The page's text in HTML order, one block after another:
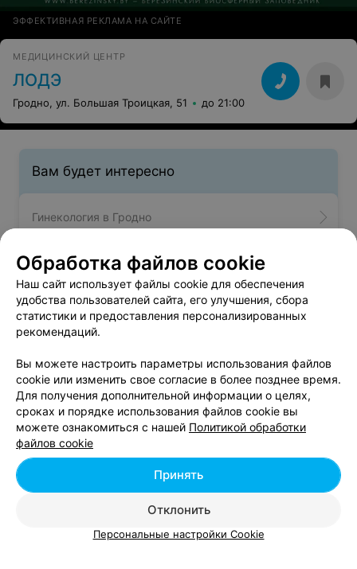
ЭФФЕКТИВНАЯ РЕКЛАМА НА САЙТЕ
МЕДИЦИНСКИЙ ЦЕНТР
ЛОДЭ
Гродно, ул. Большая Троицкая, 51 до 21:00
Вам будет интересно
Гинекология в Гродно
Проктология в Гродно
Дерматология в Гродно
Добавить компанию
Добавить специалиста
Обработка файлов cookie
Наш сайт использует файлы cookie для обеспечения
удобства пользователей сайта, его улучшения, сбора
статистики и предоставления персонализированных
рекомендаций.
Вы можете настроить параметры использования файлов
cookie или изменить свое согласие в более позднее время.
Для получения дополнительной информации о целях,
сроках и порядке использования файлов cookie вы
можете ознакомиться с нашей Политикой обработки
файлов cookie
Отклонить
Принять
Персональные настройки Cookie